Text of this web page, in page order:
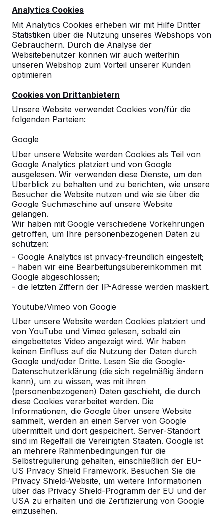
Analytics Cookies
Mit Analytics Cookies erheben wir mit Hilfe Dritter
Statistiken über die Nutzung unseres Webshops von
Gebrauchern. Durch die Analyse der
Websitebenutzer können wir auch weiterhin
unseren Webshop zum Vorteil unserer Kunden
optimieren
Cookies von Drittanbietern
Unsere Website verwendet Cookies von/für die
folgenden Parteien:
Google
Über unsere Website werden Cookies als Teil von
Google Analytics platziert und von Google
ausgelesen. Wir verwenden diese Dienste, um den
Überblick zu behalten und zu berichten, wie unsere
Besucher die Website nutzen und wie sie über die
Google Suchmaschine auf unsere Website
gelangen.
Wir haben mit Google verschiedene Vorkehrungen
getroffen, um Ihre personenbezogenen Daten zu
schützen:
- Google Analytics ist privacy-freundlich eingestelt;
- haben wir eine Bearbeitungsübereinkommen mit
Google abgeschlossen;
- die letzten Ziffern der IP-Adresse werden maskiert.
Youtube/Vimeo von Google
Über unsere Website werden Cookies platziert und
von YouTube und Vimeo gelesen, sobald ein
eingebettetes Video angezeigt wird. Wir haben
keinen Einfluss auf die Nutzung der Daten durch
Google und/oder Dritte. Lesen Sie die Google-
Datenschutzerklärung (die sich regelmäßig ändern
kann), um zu wissen, was mit ihren
(personenbezogenen) Daten geschieht, die durch
diese Cookies verarbeitet werden. Die
Informationen, die Google über unsere Website
sammelt, werden an einen Server von Google
übermittelt und dort gespeichert. Server-Standort
sind im Regelfall die Vereinigten Staaten. Google ist
an mehrere Rahmenbedingungen für die
Selbstregulierung gehalten, einschließlich der EU-
US Privacy Shield Framework. Besuchen Sie die
Privacy Shield-Website, um weitere Informationen
über das Privacy Shield-Programm der EU und der
USA zu erhalten und die Zertifizierung von Google
einzusehen.
und ganz kurzfristig geliefert bekommen.
Alles hat super geklappt! Die Bänke sind
super!
Schwindt, Vorsitzender des
Fördervereins Gymnasium Hennef
03-
2022
10
Wir haben schon einige Bänke gekauft,
welche bei uns im Stadtgebiet stehen. Sie
sehen einfach ansprechend aus und sind sehr
robust.
Bettina Blum
12-05-2021
Referenzen
Unsere Produkte finden Sie in ganz Europa
und darüber hinaus. Sehen Sie hier, wo Sie
ein HeBlad-Produkt in Ihrer Nähe finden.
Produkt
Alles anzeigen
Kategorie
Alles anzeigen